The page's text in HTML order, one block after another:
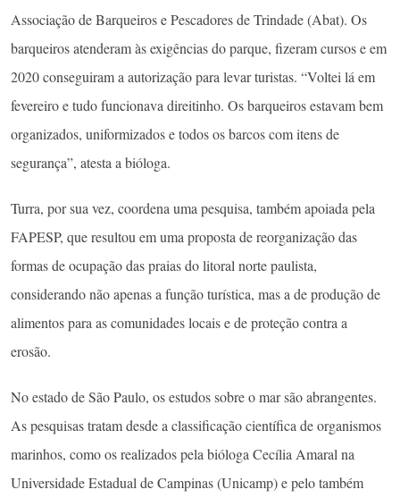
Associação de Barqueiros e Pescadores de Trindade (Abat). Os
barqueiros atenderam às exigências do parque, fizeram cursos e em
2020 conseguiram a autorização para levar turistas. “Voltei lá em
fevereiro e tudo funcionava direitinho. Os barqueiros estavam bem
organizados, uniformizados e todos os barcos com itens de
segurança”, atesta a bióloga.
Turra, por sua vez, coordena uma pesquisa, também apoiada pela
FAPESP, que resultou em uma proposta de reorganização das
formas de ocupação das praias do litoral norte paulista,
considerando não apenas a função turística, mas a de produção de
alimentos para as comunidades locais e de proteção contra a
erosão.
No estado de São Paulo, os estudos sobre o mar são abrangentes.
As pesquisas tratam desde a classificação científica de organismos
marinhos, como os realizados pela bióloga Cecília Amaral na
Universidade Estadual de Campinas (Unicamp) e pelo também